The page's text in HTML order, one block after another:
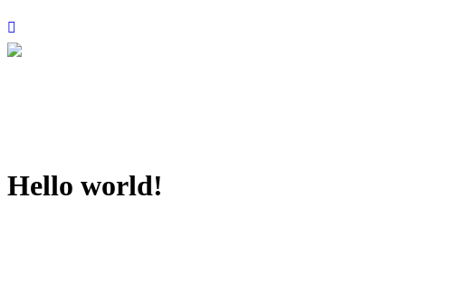
Hello world!